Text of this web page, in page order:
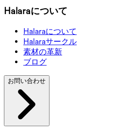
Halaraについて
Halaraについて
Halaraサークル
素材の革新
ブログ
お問い合わせ